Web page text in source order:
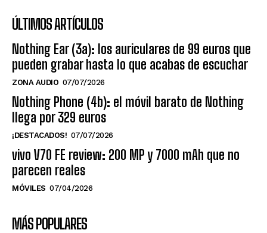
ÚLTIMOS ARTÍCULOS
Nothing Ear (3a): los auriculares de 99 euros que
pueden grabar hasta lo que acabas de escuchar
ZONA AUDIO 07/07/2026
Nothing Phone (4b): el móvil barato de Nothing
llega por 329 euros
¡DESTACADOS! 07/07/2026
vivo V70 FE review: 200 MP y 7000 mAh que no
parecen reales
MÓVILES 07/04/2026
MÁS POPULARES